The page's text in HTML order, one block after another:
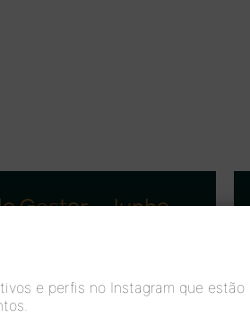
Gestor – Junho
nossas cartas de
às nossas
e perfis no Instagram que estão